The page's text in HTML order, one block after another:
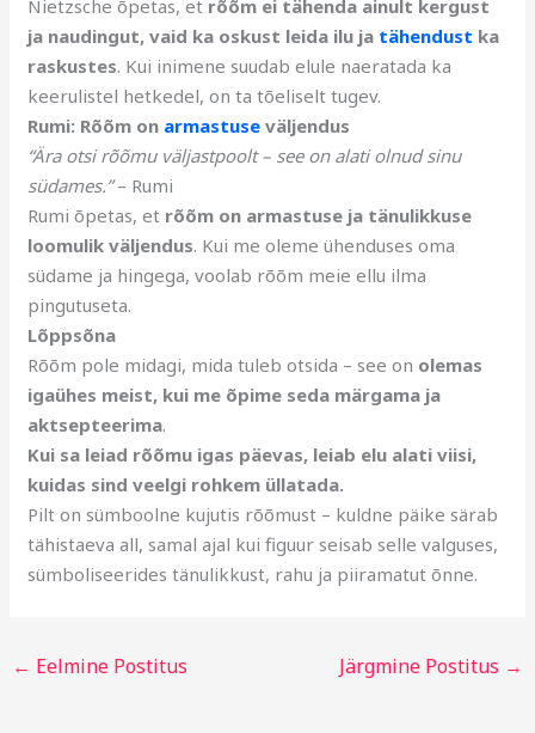
Nietzsche õpetas, et rõõm ei tähenda ainult kergust
ja naudingut, vaid ka oskust leida ilu ja tähendust ka
raskustes. Kui inimene suudab elule naeratada ka
keerulistel hetkedel, on ta tõeliselt tugev.
Rumi: Rõõm on armastuse väljendus
“Ära otsi rõõmu väljastpoolt – see on alati olnud sinu
südames.”– Rumi
Rumi õpetas, et rõõm on armastuse ja tänulikkuse
loomulik väljendus. Kui me oleme ühenduses oma
südame ja hingega, voolab rõõm meie ellu ilma
pingutuseta.
Lõppsõna
Rõõm pole midagi, mida tuleb otsida – see on olemas
igaühes meist, kui me õpime seda märgama ja
aktsepteerima.
Kui sa leiad rõõmu igas päevas, leiab elu alati viisi,
kuidas sind veelgi rohkem üllatada.
Pilt on sümboolne kujutis rõõmust – kuldne päike särab
tähistaeva all, samal ajal kui figuur seisab selle valguses,
sümboliseerides tänulikkust, rahu ja piiramatut õnne.
← Eelmine Postitus Järgmine Postitus →